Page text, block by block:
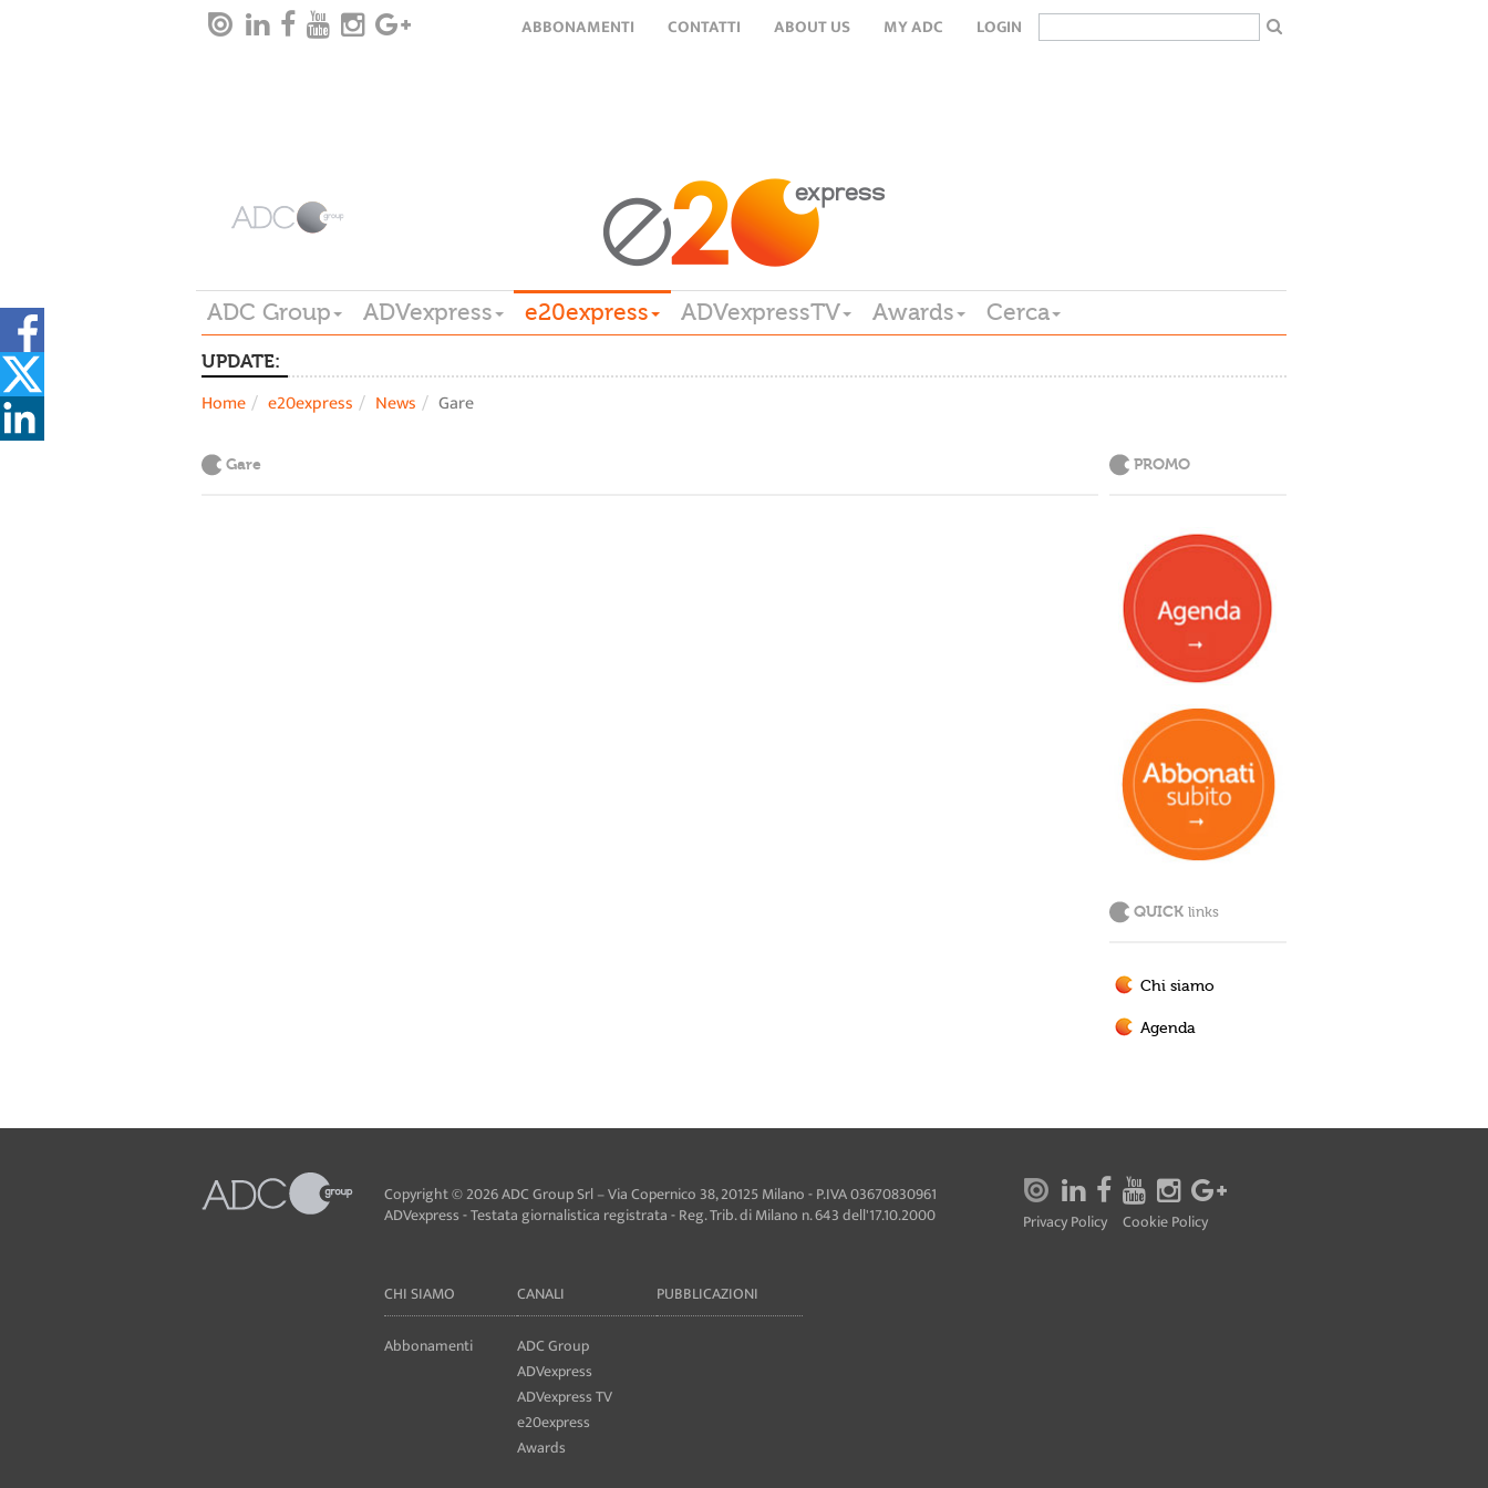
ABBONAMENTI CONTATTI ABOUT US MY ADC LOGIN
ADC Group ADVexpress e20express ADVexpressTV Awards Cerca
UPDATE:
Home e20express News Gare
Gare PROMO
QUICK links
Chi siamo
Agenda
Copyright © 2026 ADC Group Srl – Via Copernico 38, 20125 Milano - P.IVA 03670830961
ADVexpress - Testata giornalistica registrata - Reg. Trib. di Milano n. 643 dell'17.10.2000
CHI SIAMO
Abbonamenti
CANALI
ADC Group
ADVexpress
ADVexpress TV
e20express
Awards
PUBBLICAZIONI
Privacy Policy Cookie Policy